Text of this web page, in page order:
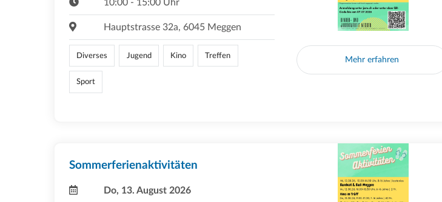
10:00 - 15:00 Uhr
Hauptstrasse 32a, 6045 Meggen
Diverses Jugend Kino Treffen
Sport
Mehr erfahren
Sommerferienaktivitäten
Do, 13. August 2026